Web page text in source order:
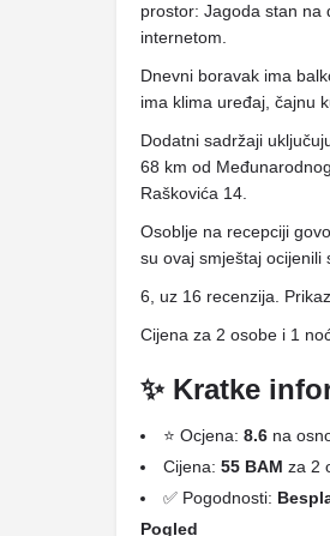
prostor: Jagoda stan na
internetom.
Dnevni boravak ima
ima klima uređaj, čajnu
Dodatni sadržaji
68 km od
Raškovića 14.
Osoblje na recepciji
su ovaj smještaj ocijenili
6, uz 16 recenzija.
Cijena za 2 osobe i 1
✨ Kratke
⭐ Ocjena: 8.6 na
Cijena: 55 BAM za 2
✅ Pogodnosti:
Pogled